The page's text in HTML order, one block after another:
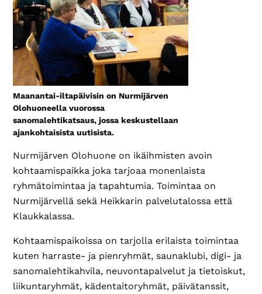
Maanantai-iltapäivisin on Nurmijärven
Olohuoneella vuorossa
sanomalehtikatsaus, jossa keskustellaan
ajankohtaisista uutisista.
Nurmijärven Olohuone on ikäihmisten avoin
kohtaamispaikka joka tarjoaa monenlaista
ryhmätoimintaa ja tapahtumia. Toimintaa on
Nurmijärvellä sekä Heikkarin palvelutalossa että
Klaukkalassa.
Kohtaamispaikoissa on tarjolla erilaista toimintaa
kuten harraste- ja pienryhmät, saunaklubi, digi- ja
sanomalehtikahvila, neuvontapalvelut ja tietoiskut,
liikuntaryhmät, kädentaitoryhmät, päivätanssit,